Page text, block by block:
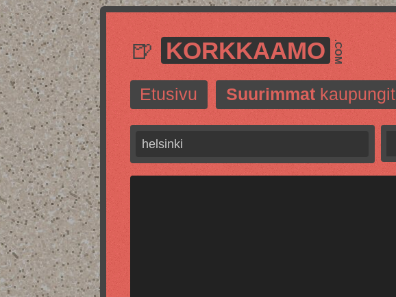
🍺 KORKKAAMO .COM
Etusivu Suurimmat kaupungit